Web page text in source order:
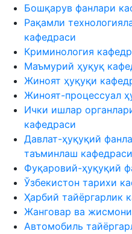
Бошқарув фанлари
Рақамли
кафедраси
Криминология
Маъмурий ҳуқуқ
Жиноят ҳуқуқи
Жиноят-процессуал
Ички ишлар
кафедраси
Давлат-ҳуқуқий
таъминлаш кафедраси
Фуқаровий-ҳуқуқий
Ўзбекистон тарихи
Ҳарбий тайёргарлик
Жанговар ва
Автомобиль